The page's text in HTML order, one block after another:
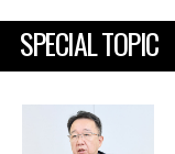
SPECIAL TOPIC